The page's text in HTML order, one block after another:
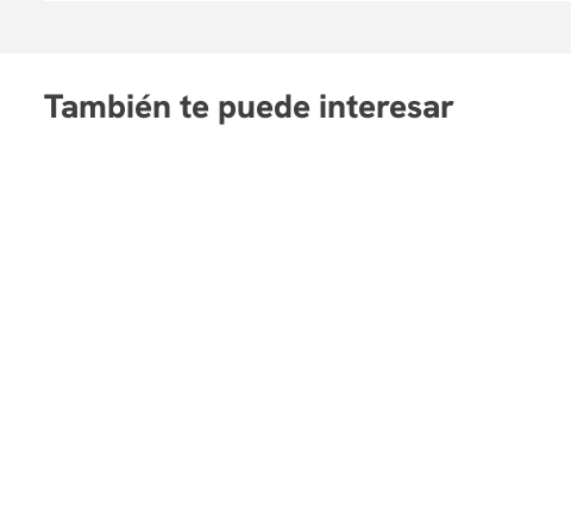
También te puede interesar